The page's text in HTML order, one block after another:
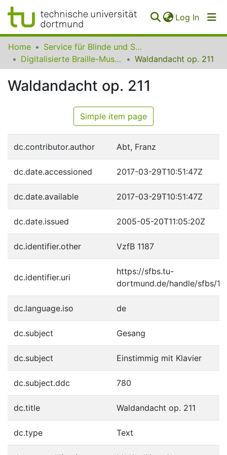
Log In
Communities
Collections
All of SfBS
Home
Service für Blinde und Sehbehinderte der UB Dortmund
Digitalisierte Braille-Musik-Matrizen des VzfB
Waldandacht op. 211
Waldandacht op. 211
Simple item page
dc.contributor.author Abt, Franz
dc.date.accessioned 2017-03-29T10:51:47Z
dc.date.available 2017-03-29T10:51:47Z
dc.date.issued 2005-05-20T11:05:20Z
dc.identifier.other VzfB 1187
dc.identifier.uri
https://sfbs.tu-
dortmund.de/handle/sfbs/
dc.language.iso de
dc.subject Gesang
dc.subject Einstimmig mit Klavier
dc.subject.ddc 780
dc.title Waldandacht op. 211
dc.type Text